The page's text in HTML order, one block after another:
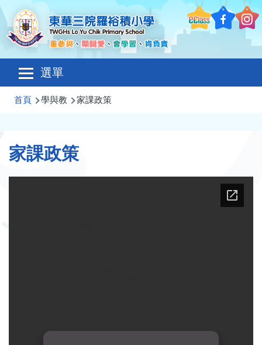
移至主內容
選單
Main
navigation
導
結
首頁 學與教 家課政策
家課政策